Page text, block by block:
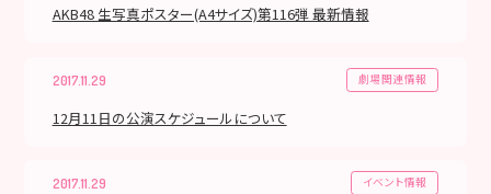
AKB48 生写真ポスター(A4サイズ)第116弾 最新情報
2017.11.29 劇場関連情報
12月11日の公演スケジュールについて
2017.11.29 イベント情報